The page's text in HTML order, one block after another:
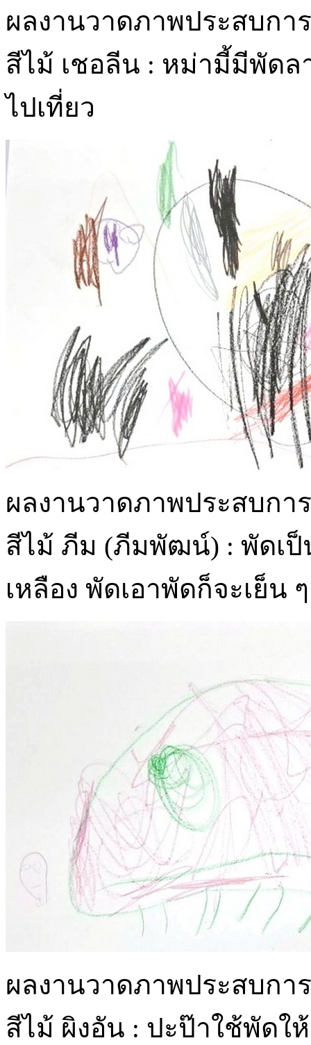
ผลงานวาดภาพประสบกา
สีไม้ เชอลีน : หม่ามี้มีพัดล
ไปเที่ยว
ผลงานวาดภาพประสบกา
สีไม้ ภีม (ภีมพัฒน์) : พัดเป็
เหลือง พัดเอาพัดก็จะเย็น ๆ
ผลงานวาดภาพประสบกา
สีไม้ ผิงอัน : ปะป๊าใช้พัดใ